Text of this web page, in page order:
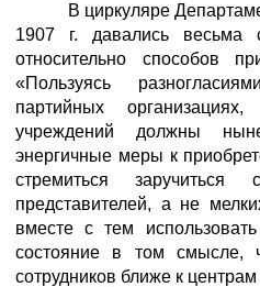
В циркуляре
1907 г. давались весьма
относительно способов
«Пользуясь
партийных
учреждений должны
энергичные меры к
стремиться заручиться
представителей, а не
вместе с тем
состояние в том смысле,
сотрудников ближе к